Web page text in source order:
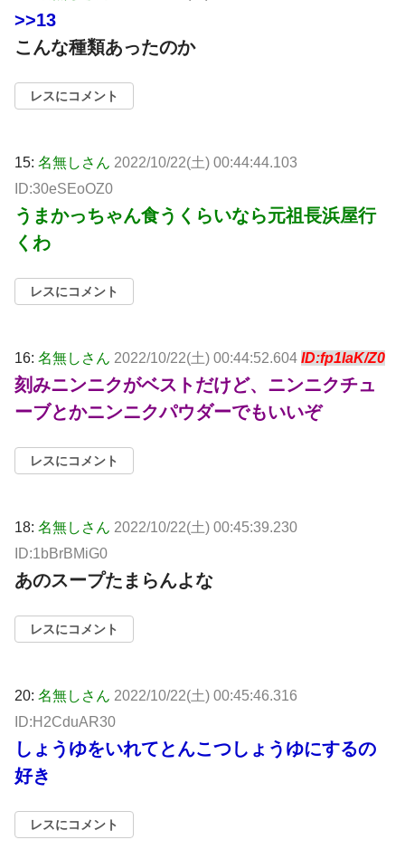
>>13
こんな種類あったのか
レスにコメント
15: 名無しさん 2022/10/22(土) 00:44:44.103
ID:30eSEoOZ0
うまかっちゃん食うくらいなら元祖長浜屋行
くわ
レスにコメント
16: 名無しさん 2022/10/22(土) 00:44:52.604 ID:fp1IaK/Z0
刻みニンニクがベストだけど、ニンニクチュ
ーブとかニンニクパウダーでもいいぞ
レスにコメント
18: 名無しさん 2022/10/22(土) 00:45:39.230
ID:1bBrBMiG0
あのスープたまらんよな
レスにコメント
20: 名無しさん 2022/10/22(土) 00:45:46.316
ID:H2CduAR30
しょうゆをいれてとんこつしょうゆにするの
好き
レスにコメント